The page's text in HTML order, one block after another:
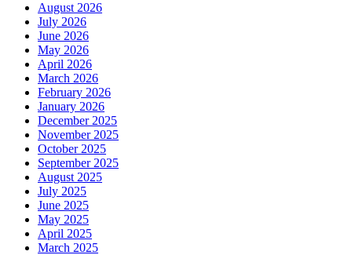
August 2026
July 2026
June 2026
May 2026
April 2026
March 2026
February 2026
January 2026
December 2025
November 2025
October 2025
September 2025
August 2025
July 2025
June 2025
May 2025
April 2025
March 2025